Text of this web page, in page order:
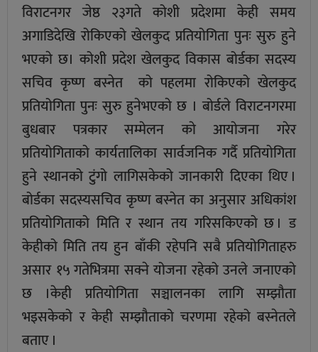
विराटनगर जेष्ठ २३गते कोशी प्रदेशमा केही समय
अगाडिदेखि रोकिएको खेलकुद प्रतियोगिता पुनः सुरु हुने
भएकाे छ। कोशी प्रदेश खेलकुद विकास बोर्डका सदस्य
सचिव कृष्ण बस्नेत को पहलमा रोकिएको खेलकुद
प्रतियोगिता पुनः सुरु हुनेभएकाे छ । बोर्डले विराटनगरमा
बुधबार पत्रकार सम्मेलन काे आयाेजना गरेर
प्रतियोगिताको कार्यतालिका सार्वजनिक गर्दै प्रतियोगिता
हुने स्थानको टुंगो लागिसकेको जानकारी दिएका थिए ।
बोर्डका सदस्यसचिव कृष्ण बस्नेत का अनुसार अधिकांश
प्रतियोगिताको मिति र स्थान तय गरिसकिएको छ । ड
केहीको मिति तय हुन बाँकी रहेपनि सबै प्रतियोगिताहरु
असार १५ गतेभित्रमा सक्ने योजना रहेको उनले जनाएकाे
छ ।केही प्रतियोगिता सञ्चालनका लागि सम्झौता
भइसकेको र केही सम्झौताको चरणमा रहेको बस्नेतले
बताए ।